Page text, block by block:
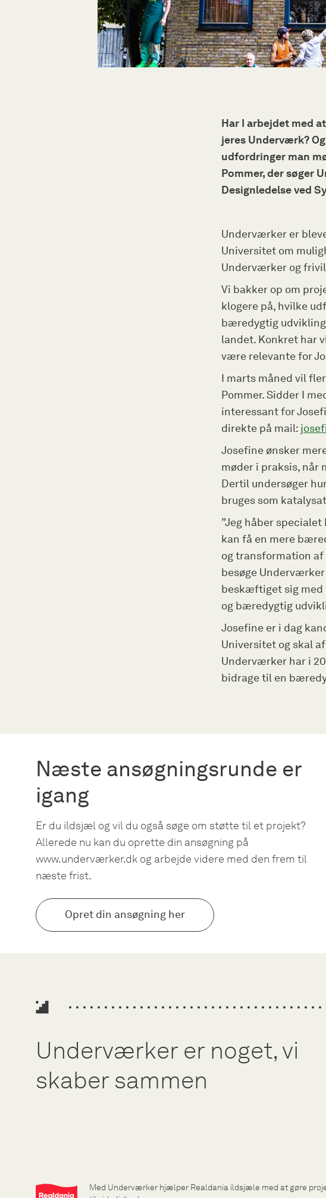
Har I arbejdet med
jeres Underværk?
udfordringer man
Pommer, der søger
Designledelse ved
Underværker er
Universitet om
Underværker og
Vi bakker op om
klogere på, hvilke
bæredygtig udvikling
landet. Konkret har
være relevante for
I marts måned vil
Pommer. Sidder I
interessant for
direkte på mail:
Josefine ønsker
møder i praksis, når
Dertil undersøger
bruges som
”Jeg håber
kan få en mere
og transformation
besøge
beskæftiget sig med
og bæredygtig
Josefine er i dag
Universitet og skal
Underværker har i
bidrage til en
Næste ansøgningsrunde er
igang
Er du ildsjæl og vil du også søge om støtte til et projekt?
Allerede nu kan du oprette din ansøgning på
www.underværker.dk og arbejde videre med den frem til
næste frist.
Opret din ansøgning her
Underværker er noget, vi
skaber sammen
Med Underværker hjælper Realdania ildsjæle med at gøre